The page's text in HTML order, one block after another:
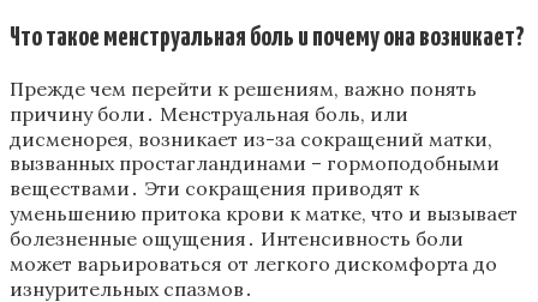
Что такое менструальная боль и почему она возникает?
Прежде чем перейти к решениям, важно понять
причину боли․ Менструальная боль, или
дисменорея, возникает из-за сокращений матки,
вызванных простагландинами – гормоподобными
веществами․ Эти сокращения приводят к
уменьшению притока крови к матке, что и вызывает
болезненные ощущения․ Интенсивность боли
может варьироваться от легкого дискомфорта до
изнурительных спазмов․